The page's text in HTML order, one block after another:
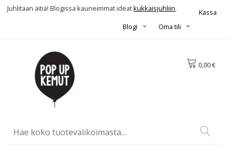
Juhlitaan äitiä! Blogissa kauneimmat ideatkukkaisjuhliin.
Kassa
Oma tili
Blogi
0,00 €